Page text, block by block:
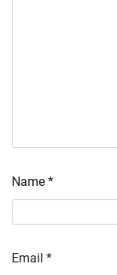
Name *
Email *